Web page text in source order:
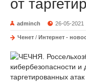
от
adminch 26-05-2021
Ченет / Интернет -